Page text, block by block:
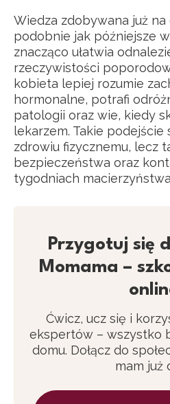
Wiedza zdobywana już na
podobnie jak późniejsze
znacząco ułatwia
rzeczywistości
kobieta lepiej rozumie
hormonalne, potrafi
patologii oraz wie, kiedy
lekarzem. Takie
zdrowiu fizycznemu, lecz
bezpieczeństwa oraz
tygodniach
Przygotuj się
Momama –
Ćwicz, ucz się i
ekspertów – wszystko
domu. Dołącz do
mam już